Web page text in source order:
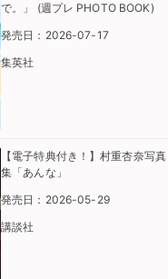
で。」 (週プレ PHOTO BOOK)
発売日：2026-07-17
集英社
【電子特典付き！】村重杏奈写真
集「あんな」
発売日：2026-05-29
講談社